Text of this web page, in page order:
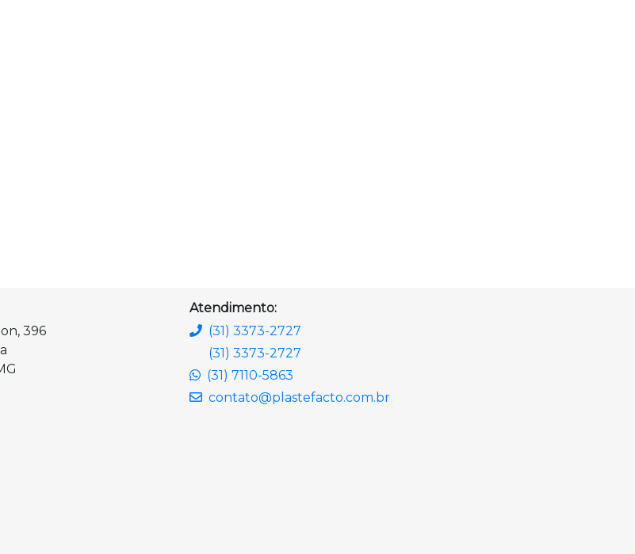
396
Atendimento:
(31) 3373-2727
(31) 3373-2727
(31) 7110-5863
contato@plastefacto.com.br